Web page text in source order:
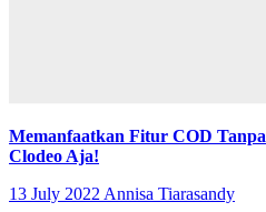
Memanfaatkan Fitur COD Tanpa
Clodeo Aja!
13 July 2022 Annisa Tiarasandy